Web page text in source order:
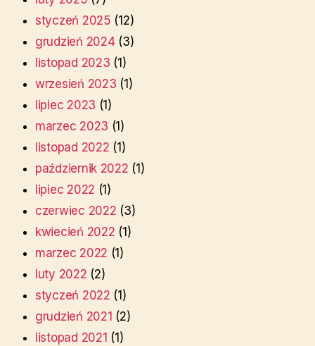
styczeń 2025 (12)
grudzień 2024(3)
listopad 2023 (1)
wrzesień 2023 (1)
lipiec 2023 (1)
marzec 2023 (1)
listopad 2022 (1)
październik 2022 (1)
lipiec 2022 (1)
czerwiec 2022 (3)
kwiecień 2022 (1)
marzec 2022 (1)
luty 2022 (2)
styczeń 2022 (1)
grudzień 2021 (2)
listopad 2021 (1)